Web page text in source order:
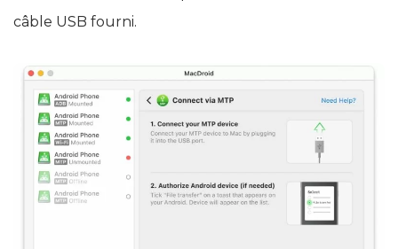
câble USB fourni.